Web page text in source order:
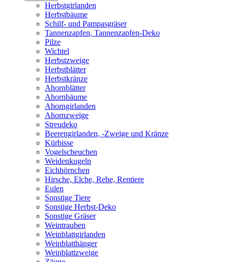
Herbstgirlanden
Herbstbäume
Schilf- und Pampasgräser
Tannenzapfen, Tannenzapfen-Deko
Pilze
Wichtel
Herbstzweige
Herbstblätter
Herbstkränze
Ahornblätter
Ahornbäume
Ahorngirlanden
Ahornzweige
Streudeko
Beerengirlanden, -Zweige und Kränze
Kürbisse
Vogelscheuchen
Weidenkugeln
Eichhörnchen
Hirsche, Elche, Rehe, Rentiere
Eulen
Sonstige Tiere
Sonstige Herbst-Deko
Sonstige Gräser
Weintrauben
Weinblattgirlanden
Weinblatthänger
Weinblattzweige